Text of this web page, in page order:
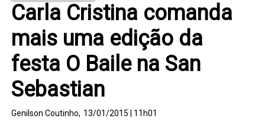
Carla Cristina comanda
mais uma edição da
festa O Baile na San
Sebastian
Genilson Coutinho, 13/01/2015 | 11h01